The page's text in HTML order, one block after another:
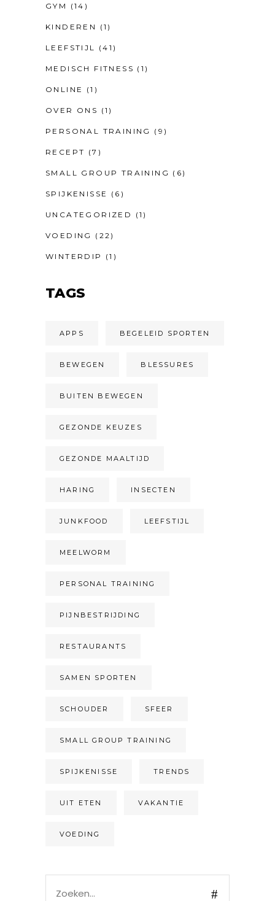
GYM (14)
KINDEREN (1)
LEEFSTIJL (41)
MEDISCH FITNESS (1)
ONLINE (1)
OVER ONS (1)
PERSONAL TRAINING (9)
RECEPT (7)
SMALL GROUP TRAINING (6)
SPIJKENISSE (6)
UNCATEGORIZED (1)
VOEDING (22)
WINTERDIP (1)
TAGS
APPS BEGELEID SPORTEN
BEWEGEN BLESSURES
BUITEN BEWEGEN
GEZONDE KEUZES
GEZONDE MAALTIJD
HARING INSECTEN
JUNKFOOD LEEFSTIJL
MEELWORM
PERSONAL TRAINING
PIJNBESTRIJDING
RESTAURANTS
SAMEN SPORTEN
SCHOUDER SFEER
SMALL GROUP TRAINING
SPIJKENISSE TRENDS
UIT ETEN VAKANTIE
VOEDING
for: